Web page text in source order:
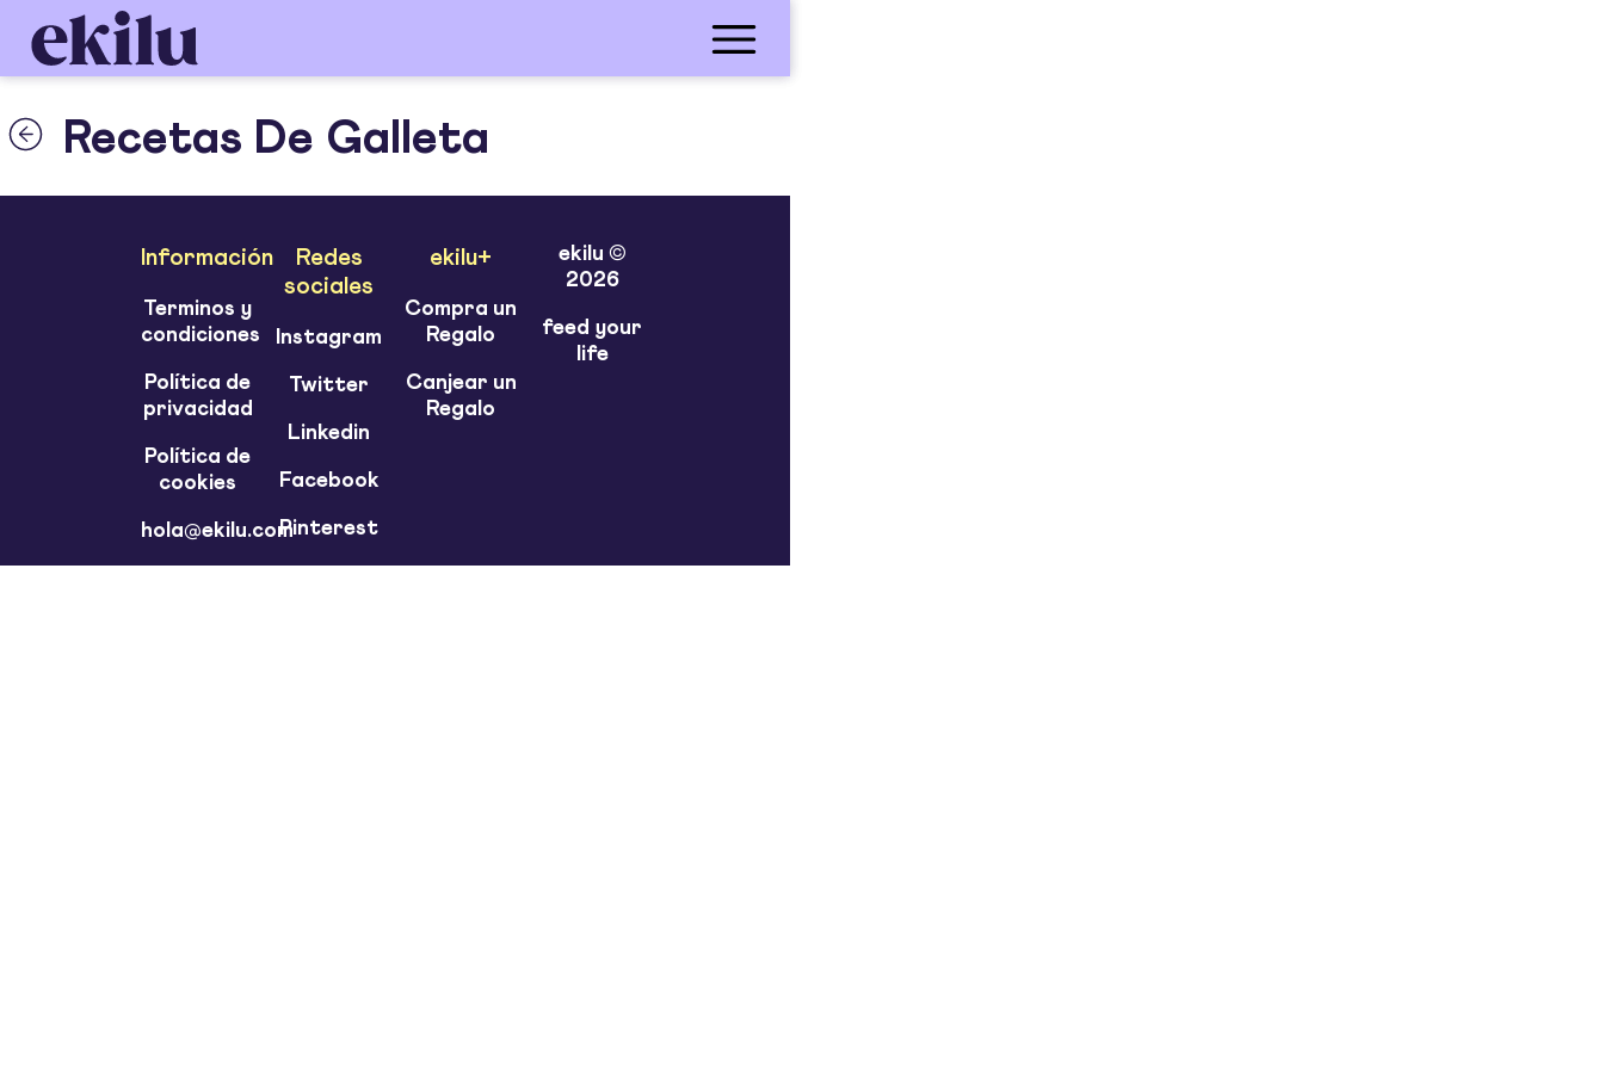
Recetas De Galleta
Información
Terminos y
condiciones
Política de
privacidad
Política de
cookies
hola@ekilu.com
Redes
sociales
Instagram
Twitter
Linkedin
Facebook
Pinterest
ekilu+
Compra un
Regalo
Canjear un
Regalo
ekilu ©
2026
feed your
life